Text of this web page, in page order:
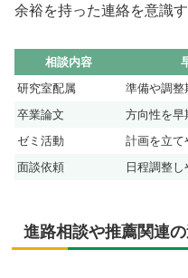
余裕を持った連絡を意識
相談内容
研究室配属
準備や調整
卒業論文
方向性を早
ゼミ活動
計画を立て
面談依頼
日程調整
進路相談や推薦関連